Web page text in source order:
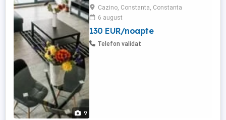
9
Myrtos în apropiere, Diamond View
Apartments oferă cazare cu parcare
privată gratuită garantată pentru fiecare
apartament. Apartamente cu doua camera
de inchiriat in regim hotelier, Statiunea
Cazino, Constanta, Constanta
6 august
130 EUR/noapte
Telefon validat